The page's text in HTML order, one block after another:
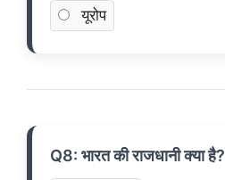
यूरोप
Q8: भारत की राजधानी क्या है?